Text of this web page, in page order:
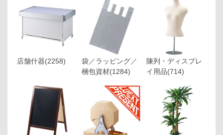
店舗什器(2258)
袋／ラッピング／
梱包資材(1284)
陳列・ディスプレ
イ用品(714)